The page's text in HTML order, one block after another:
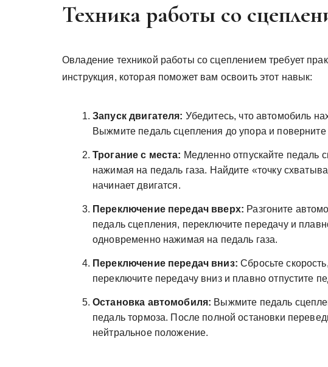
Техника работы со
Овладение техникой работы со сцеплением требует
инструкция, которая поможет вам освоить этот навык:
Запуск двигателя: Убедитесь, что автомобиль
Выжмите педаль сцепления до упора и поверните
Трогание с места: Медленно отпускайте педаль
нажимая на педаль газа. Найдите «точку
начинает двигатся.
Переключение передач вверх: Разгоните
педаль сцепления, переключите передачу и
одновременно нажимая на педаль газа.
Переключение передач вниз: Сбросьте
переключите передачу вниз и плавно отпустите
Остановка автомобиля: Выжмите педаль
педаль тормоза. После полной остановки
нейтральное положение.